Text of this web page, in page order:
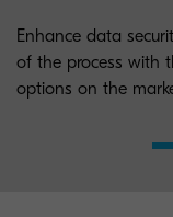
Enhance data
of the process with
options on the